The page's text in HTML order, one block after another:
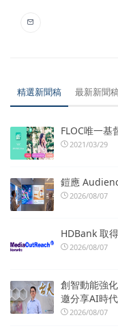
精選新聞稿 最新新聞
FLOC唯一基
2021/03/29
鎧應
2026/08/07
HDBank 取
2026/08/07
創智動能強
邀分享AI時
2026/08/07